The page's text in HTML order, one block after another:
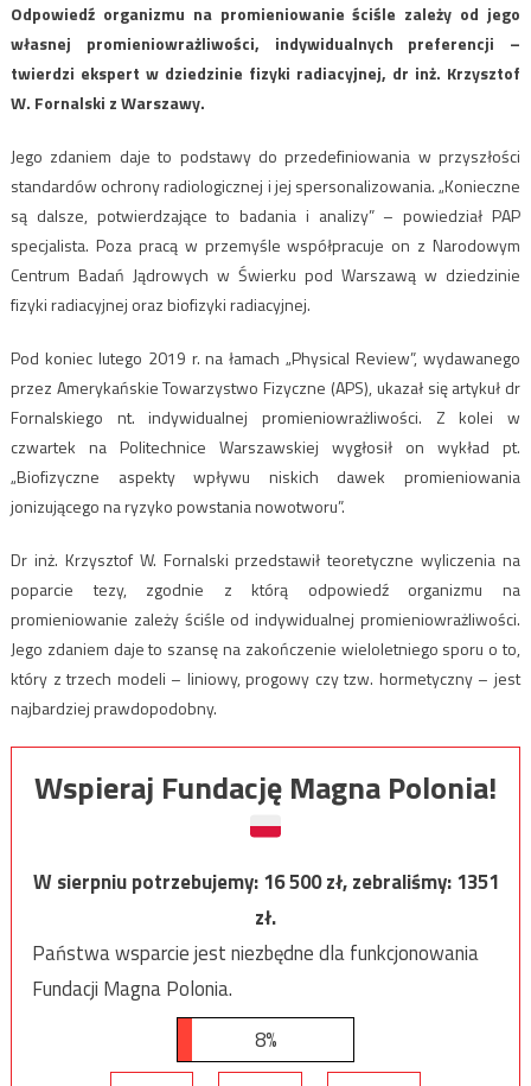
Odpowiedź organizmu na promieniowanie ściśle zależy od jego
własnej promieniowrażliwości, indywidualnych preferencji –
twierdzi ekspert w dziedzinie fizyki radiacyjnej, dr inż. Krzysztof
W. Fornalski z Warszawy.
Jego zdaniem daje to podstawy do przedefiniowania w przyszłości
standardów ochrony radiologicznej i jej spersonalizowania. „Konieczne
są dalsze, potwierdzające to badania i analizy” – powiedział PAP
specjalista. Poza pracą w przemyśle współpracuje on z Narodowym
Centrum Badań Jądrowych w Świerku pod Warszawą w dziedzinie
fizyki radiacyjnej oraz biofizyki radiacyjnej.
Pod koniec lutego 2019 r. na łamach „Physical Review”, wydawanego
przez Amerykańskie Towarzystwo Fizyczne (APS), ukazał się artykuł dr
Fornalskiego nt. indywidualnej promieniowrażliwości. Z kolei w
czwartek na Politechnice Warszawskiej wygłosił on wykład pt.
„Biofizyczne aspekty wpływu niskich dawek promieniowania
jonizującego na ryzyko powstania nowotworu”.
Dr inż. Krzysztof W. Fornalski przedstawił teoretyczne wyliczenia na
poparcie tezy, zgodnie z którą odpowiedź organizmu na
promieniowanie zależy ściśle od indywidualnej promieniowrażliwości.
Jego zdaniem daje to szansę na zakończenie wieloletniego sporu o to,
który z trzech modeli – liniowy, progowy czy tzw. hormetyczny – jest
najbardziej prawdopodobny.
Wspieraj Fundację Magna Polonia!
W sierpniu potrzebujemy:16 500zł, zebraliśmy:1351
zł.
Państwa wsparcie jest niezbędne dla funkcjonowania
Fundacji Magna Polonia.
8%